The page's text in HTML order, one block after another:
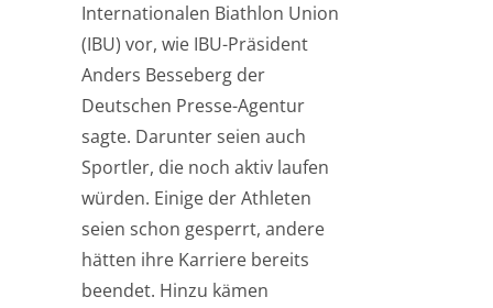
Internationalen Biathlon Union
(IBU) vor, wie IBU-Präsident
Anders Besseberg der
Deutschen Presse-Agentur
sagte. Darunter seien auch
Sportler, die noch aktiv laufen
würden. Einige der Athleten
seien schon gesperrt, andere
hätten ihre Karriere bereits
beendet. Hinzu kämen